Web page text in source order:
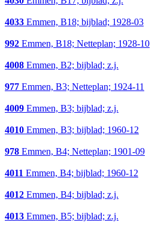
4033 Emmen, B18; bijblad; 1928-03
992 Emmen, B18; Netteplan; 1928-10
4008 Emmen, B2; bijblad; z.j.
977 Emmen, B3; Netteplan; 1924-11
4009 Emmen, B3; bijblad; z.j.
4010 Emmen, B3; bijblad; 1960-12
978 Emmen, B4; Netteplan; 1901-09
4011 Emmen, B4; bijblad; 1960-12
4012 Emmen, B4; bijblad; z.j.
4013 Emmen, B5; bijblad; z.j.